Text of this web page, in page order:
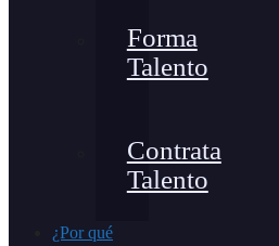
Forma
Talento
Contrata
Talento
¿Por qué